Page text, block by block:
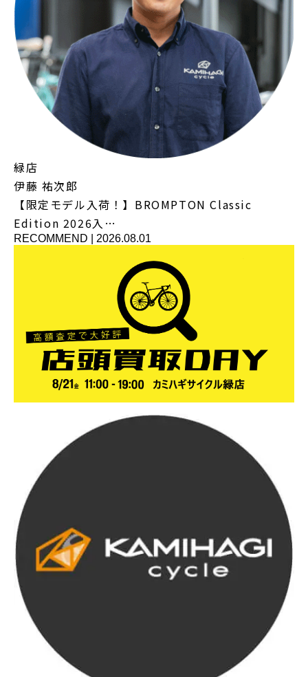
緑店
伊藤 祐次郎
【限定モデル入荷！】BROMPTON Classic
Edition 2026入…
RECOMMEND 2026.08.01